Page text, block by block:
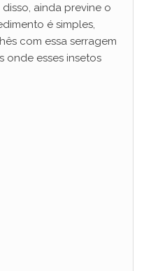
ainda previne o
é simples,
com essa serragem
onde esses insetos